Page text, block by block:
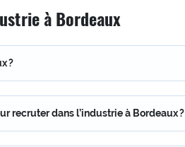
à Bordeaux
?
recruter dans l’industrie à Bordeaux ?